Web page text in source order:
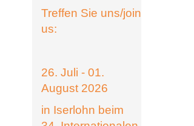
Treffen Sie uns/join
us:
26. Juli - 01.
August 2026
in Iserlohn beim